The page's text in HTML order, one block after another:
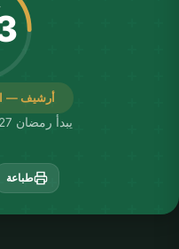
أرشيف —
يبدأ رمضان 2027 في: 08.02.2027
طباعة